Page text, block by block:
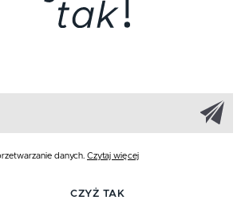
danych. Czytaj więcej
CZYŻ TAK